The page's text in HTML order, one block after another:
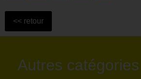
Autres catégories